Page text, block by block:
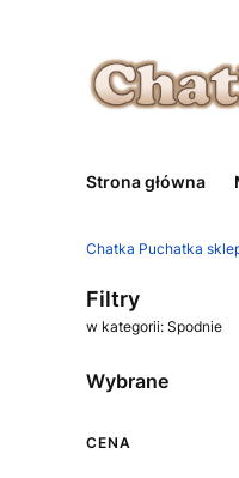
Strona główna
Chatka Puchatka
Filtry
w kategorii: Spodnie
Wybrane
CENA